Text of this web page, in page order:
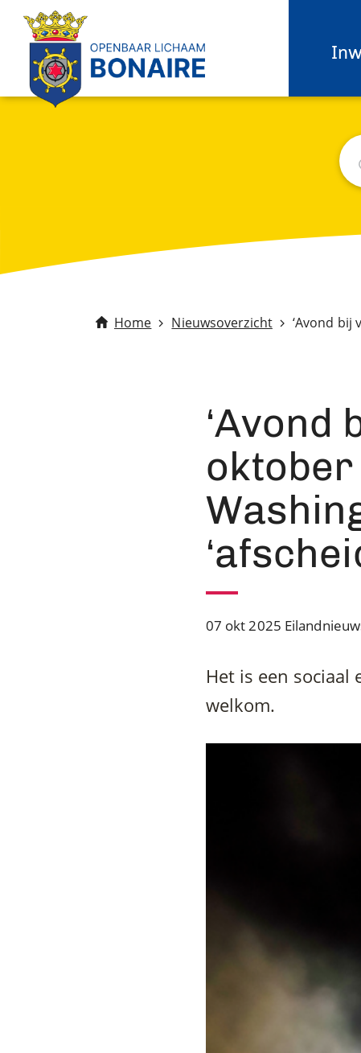
Home Nieuwsoverzicht ‘Avond bij
‘Avond
oktober
07 okt 2025
Het is een
welkom.